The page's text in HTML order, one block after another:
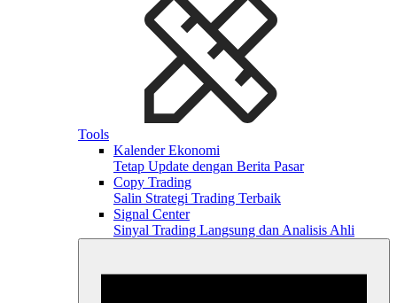
Tools
Kalender Ekonomi
Tetap Update dengan Berita Pasar
Copy Trading
Salin Strategi Trading Terbaik
Signal Center
Sinyal Trading Langsung dan Analisis Ahli